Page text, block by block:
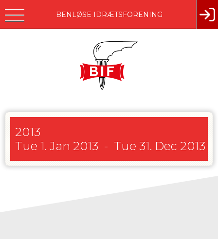
BENLØSE IDRÆTSFORENING
2013
Tue 1. Jan 2013 - Tue 31. Dec 2013